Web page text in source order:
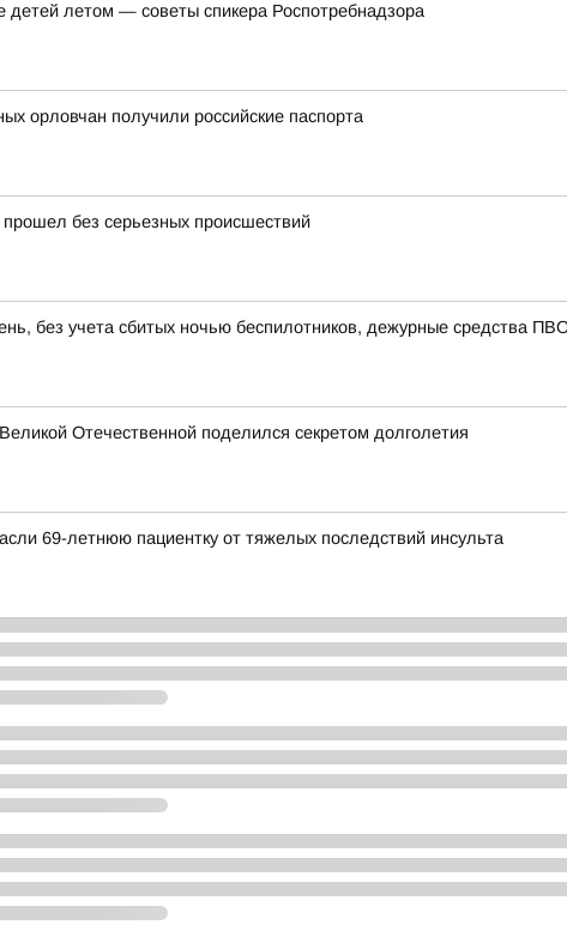
детей летом — советы спикера Роспотребнадзора
орловчан получили российские паспорта
без серьезных происшествий
без учета сбитых ночью беспилотников, дежурные средства
Отечественной поделился секретом долголетия
69-летнюю пациентку от тяжелых последствий инсульта